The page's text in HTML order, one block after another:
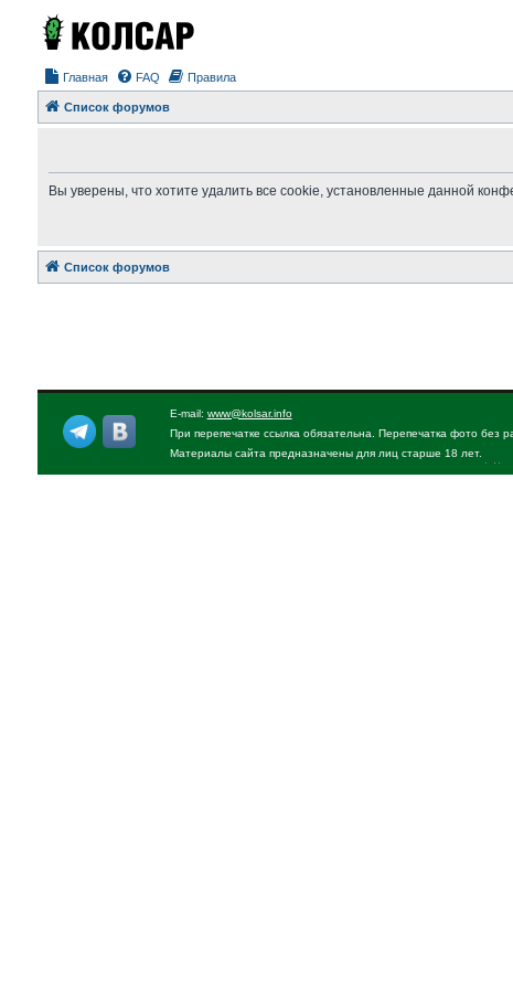
Главная FAQ Правила
Список форумов
Вы уверены, что хотите удалить все cookie, установленные данной
Список форумов
E-mail: www@kolsar.info
При перепечатке ссылка обязательна. Перепечатка фото без
Материалы сайта предназначены для лиц старше 18 лет.